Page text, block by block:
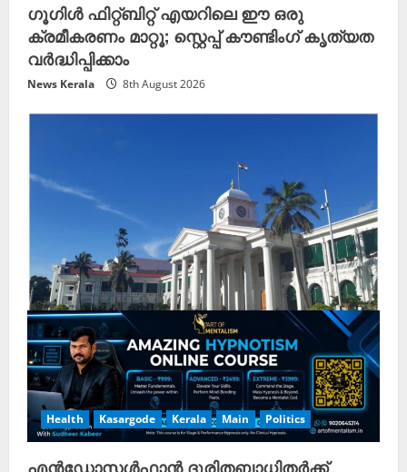
ഗൂഗിൾ ഫിറ്റ്‌ബിറ്റ് എയറിലെ ഈ ഒരു
ക്രമീകരണം മാറ്റൂ; സ്റ്റെപ്പ് കൗണ്ടിംഗ് കൃത്യത
വർദ്ധിപ്പിക്കാം
News Kerala 8th August 2026
Health Kasargode Kerala Main Politics
എൻഡോസൾഫാൻ ദുരിതബാധിതർക്ക്